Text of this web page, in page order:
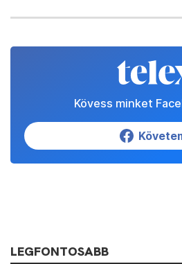
Kövess minket
LEGFONTOSABB